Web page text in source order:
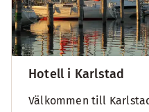
Hotell i Karlstad
Välkommen till